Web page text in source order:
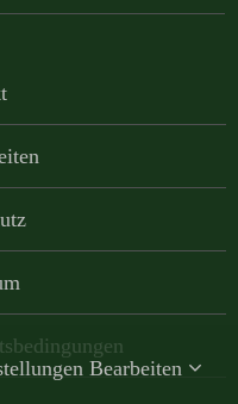
Bearbeiten